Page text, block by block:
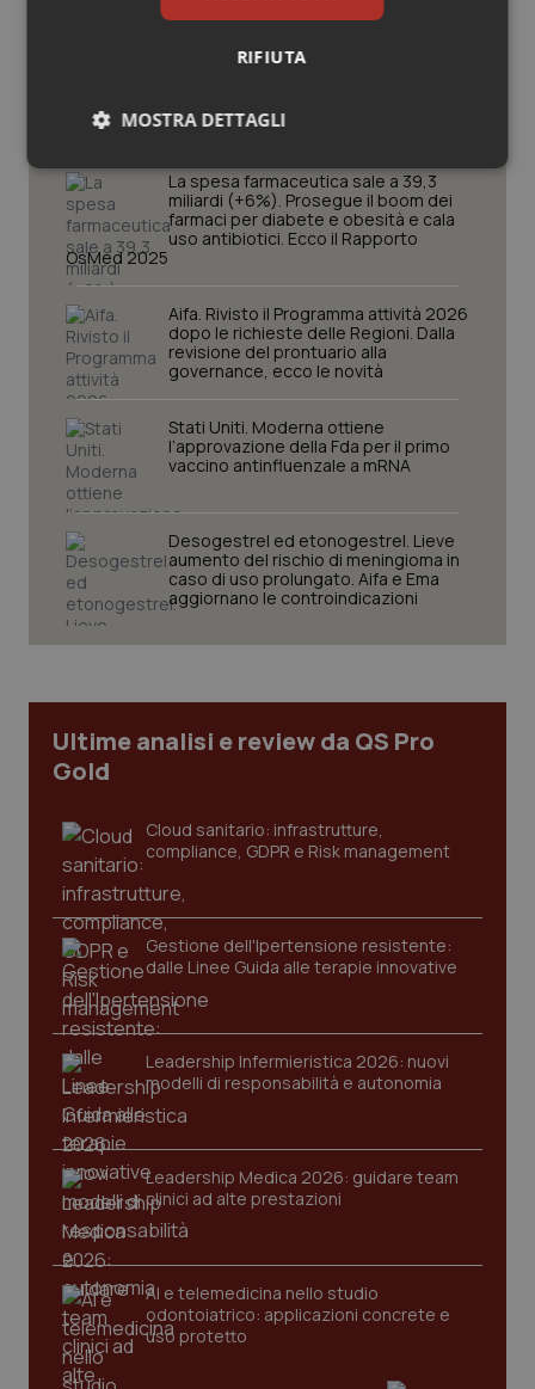
Potrebbe interessarti in
Scienza e Farmaci
La spesa farmaceutica sale a 39,3
miliardi (+6%). Prosegue il boom dei
farmaci per diabete e obesità e cala
uso antibiotici. Ecco il Rapporto
OsMed 2025
Aifa. Rivisto il Programma attività 2026
dopo le richieste delle Regioni. Dalla
revisione del prontuario alla
governance, ecco le novità
Stati Uniti. Moderna ottiene
l’approvazione della Fda per il primo
vaccino antinfluenzale a mRNA
Desogestrel ed etonogestrel. Lieve
aumento del rischio di meningioma in
caso di uso prolungato. Aifa e Ema
aggiornano le controindicazioni
Ultime analisi e review da QS Pro
Gold
Cloud sanitario: infrastrutture,
compliance, GDPR e Risk management
Gestione dell'Ipertensione resistente:
dalle Linee Guida alle terapie innovative
Leadership Infermieristica 2026: nuovi
modelli di responsabilità e autonomia
Leadership Medica 2026: guidare team
clinici ad alte prestazioni
AI e telemedicina nello studio
odontoiatrico: applicazioni concrete e
uso protetto
RIFIUTA
MOSTRA DETTAGLI
Necessari Statistici Marketing
Necessari Statistici Marketing
I cookie necessari contribuiscono a rendere fruibile il
sito web abilitandone funzionalità di base quali la
navigazione sulle pagine e l'accesso alle aree
protette del sito. Il sito web non è in grado di
funzionare correttamente senza questi cookie.
Nome
.youtube.com
CookieScriptConsent
CookieScript
tracking-sites-ironfish-
tracking-enable
tracking-sites-ironfish-